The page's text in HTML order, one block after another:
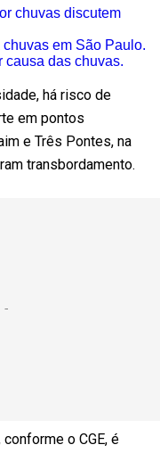
chuvas discutem
em São Paulo.
causa das chuvas.
há risco de
em pontos
e Três Pontes, na
transbordamento.
o CGE, é